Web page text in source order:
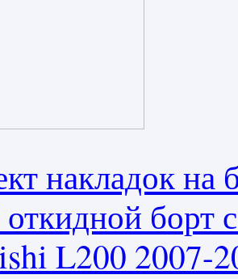
накладок на
откидной борт
L200 2007-